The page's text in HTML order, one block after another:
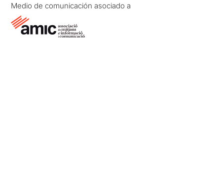
Medio de comunicación asociado a